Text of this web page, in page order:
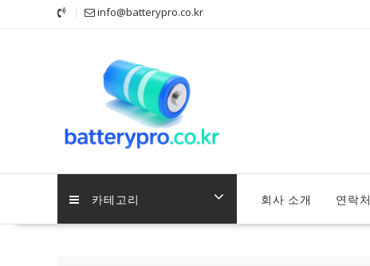
info@batterypro.co.kr
카테고리 회사 소개 연락처